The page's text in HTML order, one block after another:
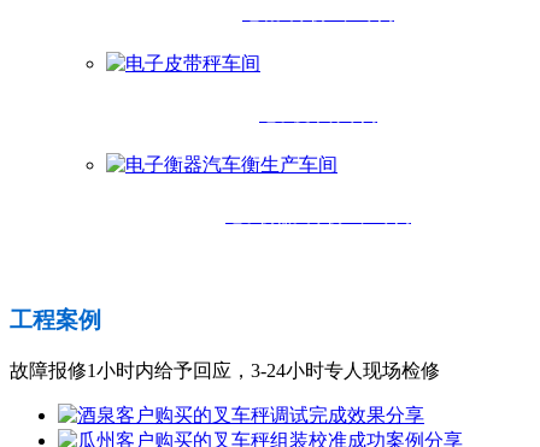
工程案例
故障报修1小时内给予回应，3-24小时专人现场检修